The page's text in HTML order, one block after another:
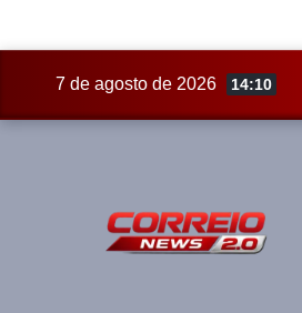
7 de agosto de 2026 14:10